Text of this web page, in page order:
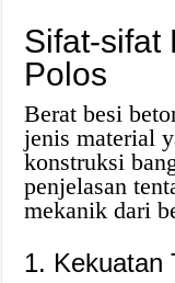
Sifat-sifat
Polos
Berat besi
jenis material
konstruksi
penjelasan
mekanik dari
1. Kekuatan